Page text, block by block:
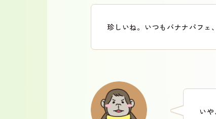
珍しいね。いつもバナナパフェ
い